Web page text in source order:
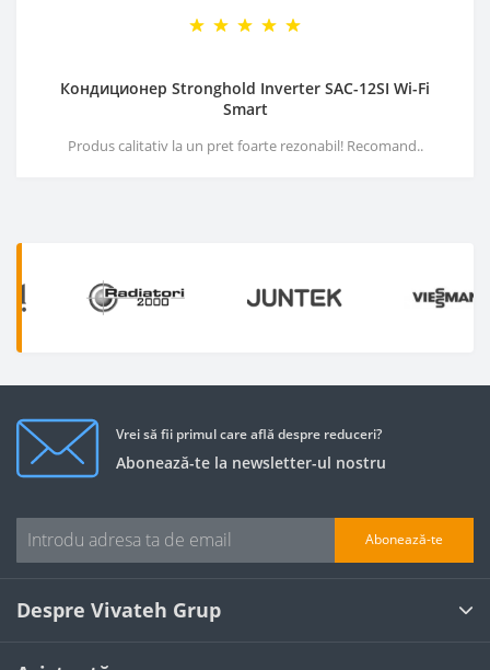
Кондиционер Stronghold Inverter SAC-12SI Wi-Fi
Smart
Produs calitativ la un pret foarte rezonabil! Recomand..
Vrei să fii primul care află despre reduceri?
Abonează-te la newsletter-ul nostru
Abonează-te
Despre Vivateh Grup